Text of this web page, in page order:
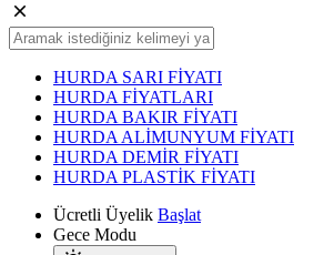
HURDA SARI FİYATI
HURDA FİYATLARI
HURDA BAKIR FİYATI
HURDA ALİMUNYUM FİYATI
HURDA DEMİR FİYATI
HURDA PLASTİK FİYATI
Ücretli Üyelik Başlat
Gece Modu